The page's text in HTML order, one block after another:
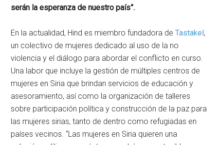
serán la esperanza de nuestro país”.
En la actualidad, Hind es miembro fundadora deTastakel,
un colectivo de mujeres dedicado al uso de la no
violencia y el diálogo para abordar el conflicto en curso.
Una labor que incluye la gestión de múltiples centros de
mujeres en Siria que brindan servicios de educación y
asesoramiento, así como la organización de talleres
sobre participación política y construcción de la paz para
las mujeres sirias, tanto de dentro como refugiadas en
países vecinos. “Las mujeres en Siria quieren una